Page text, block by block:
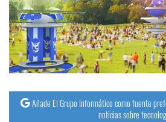
Operadores
Trucos
y
Tutoriales
Añade El Grupo Informático como fuente
noticias sobre